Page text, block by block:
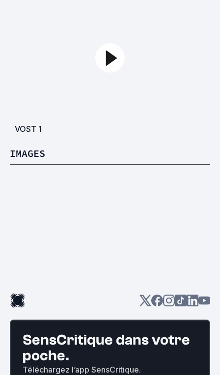
VOST 1
IMAGES
SensCritique dans votre
poche.
Téléchargez l’app SensCritique.